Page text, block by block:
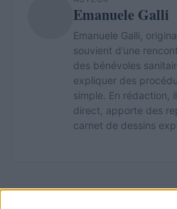
Emanuele Galli
Emanuele Galli,
souvient d’une
des bénévoles
expliquer des
simple. En rédaction,
direct, apporte des
carnet de dessins